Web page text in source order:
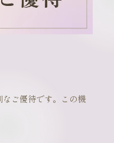
なご優待です。この機